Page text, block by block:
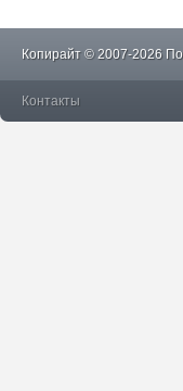
Копирайт © 2007-2026
Контакты